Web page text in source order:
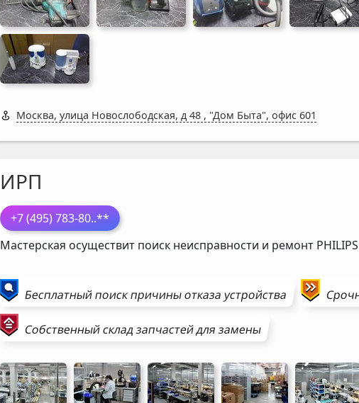
Москва, улица Новослободская, д 48 , "Дом Быта", офис 601
ИРП
+7 (495) 783-80..**
Мастерская осуществит поиск неисправности и ремонт PHILIPS
Бесплатный поиск причины отказа устройства
Собственный склад запчастей для замены